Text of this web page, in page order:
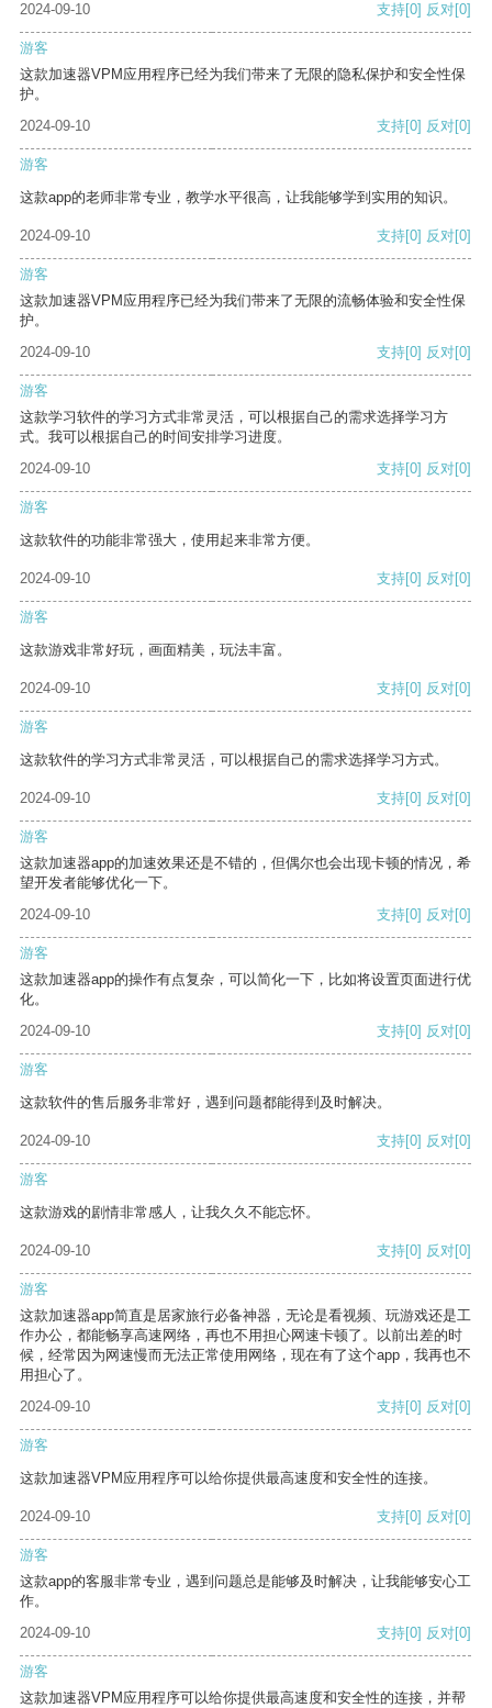
2024-09-10 支持[0] 反对[0]
游客
这款加速器VPM应用程序已经为我们带来了无限的隐私保护和安全性保
护。
2024-09-10
支持[0] 反对[0]
游客
这款app的老师非常专业，教学水平很高，让我能够学到实用的知识。
2024-09-10 支持[0] 反对[0]
游客
这款加速器VPM应用程序已经为我们带来了无限的流畅体验和安全性保
护。
2024-09-10
支持[0] 反对[0]
游客
这款学习软件的学习方式非常灵活，可以根据自己的需求选择学习方
式。我可以根据自己的时间安排学习进度。
2024-09-10
支持[0] 反对[0]
游客
这款软件的功能非常强大，使用起来非常方便。
2024-09-10 支持[0] 反对[0]
游客
这款游戏非常好玩，画面精美，玩法丰富。
2024-09-10 支持[0] 反对[0]
游客
这款软件的学习方式非常灵活，可以根据自己的需求选择学习方式。
2024-09-10 支持[0] 反对[0]
游客
这款加速器app的加速效果还是不错的，但偶尔也会出现卡顿的情况，希
望开发者能够优化一下。
2024-09-10
支持[0] 反对[0]
游客
这款加速器app的操作有点复杂，可以简化一下，比如将设置页面进行优
化。
2024-09-10
支持[0] 反对[0]
游客
这款软件的售后服务非常好，遇到问题都能得到及时解决。
2024-09-10 支持[0] 反对[0]
游客
这款游戏的剧情非常感人，让我久久不能忘怀。
2024-09-10 支持[0] 反对[0]
游客
这款加速器app简直是居家旅行必备神器，无论是看视频、玩游戏还是工
作办公，都能畅享高速网络，再也不用担心网速卡顿了。以前出差的时
候，经常因为网速慢而无法正常使用网络，现在有了这个app，我再也不
用担心了。
2024-09-10
支持[0] 反对[0]
游客
这款加速器VPM应用程序可以给你提供最高速度和安全性的连接。
2024-09-10 支持[0] 反对[0]
游客
这款app的客服非常专业，遇到问题总是能够及时解决，让我能够安心工
作。
2024-09-10
支持[0] 反对[0]
游客
这款加速器VPM应用程序可以给你提供最高速度和安全性的连接，并帮